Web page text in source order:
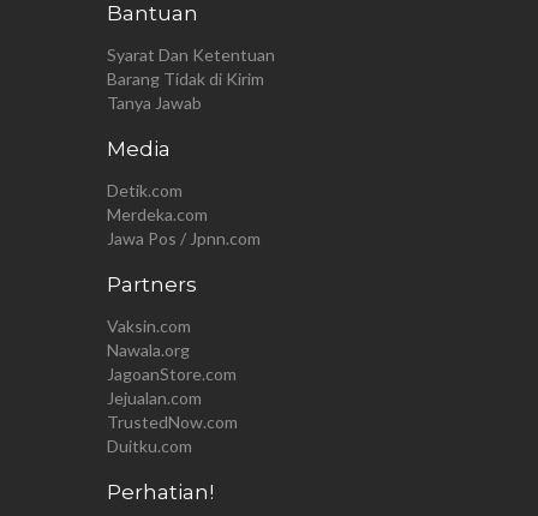
Bantuan
Syarat Dan Ketentuan
Barang Tidak di Kirim
Tanya Jawab
Media
Detik.com
Merdeka.com
Jawa Pos / Jpnn.com
Partners
Vaksin.com
Nawala.org
JagoanStore.com
Jejualan.com
TrustedNow.com
Duitku.com
Perhatian!